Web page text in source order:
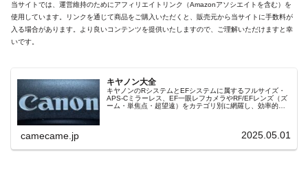
当サイトでは、運営維持のためにアフィリエイトリンク（Amazonアソシエイトを含む）を
使用しています。リンクを通じて商品をご購入いただくと、販売元から当サイトに手数料が
入る場合があります。より良いコンテンツを提供いたしますので、ご理解いただけますと幸
いです。
キヤノン大全
キヤノンのRシステムとEFシステムに属するフルサイズ・
APS-Cミラーレス、EF一眼レフカメラやRF/EFレンズ（ズ
ーム・単焦点・超望遠）をカテゴリ別に網羅し、効率的に
camecame.jp 2025.05.01